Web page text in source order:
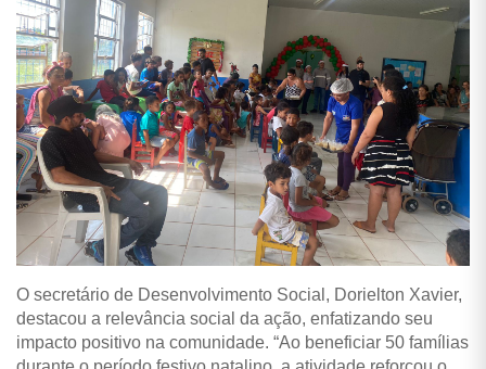
O secretário de Desenvolvimento Social, Dorielton Xavier,
destacou a relevância social da ação, enfatizando seu
impacto positivo na comunidade. “Ao beneficiar 50 famílias